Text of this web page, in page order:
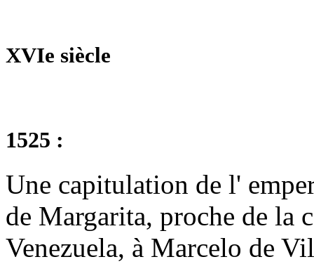
XVIe siècle
1525 :
Une capitulation de l'
de Margarita, proche de la
Venezuela, à Marcelo de